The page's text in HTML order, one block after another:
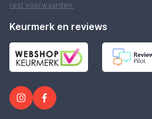
rest voorwaarden.
Keurmerk en reviews